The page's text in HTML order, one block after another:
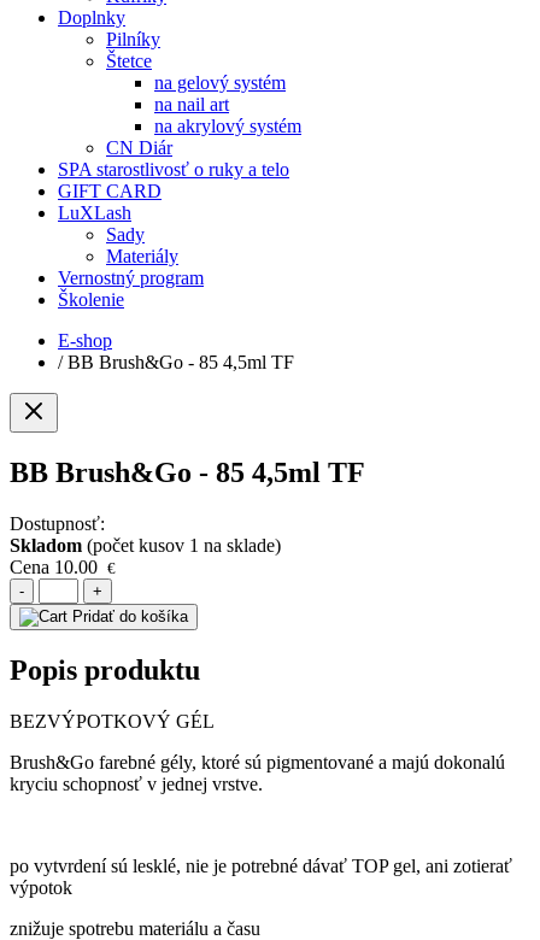
Doplnky
Pilníky
Štetce
na gelový systém
na nail art
na akrylový systém
CN Diár
SPA starostlivosť o ruky a telo
GIFT CARD
LuXLash
Sady
Materiály
Vernostný program
Školenie
E-shop
/ BB Brush&Go - 85 4,5ml TF
BB Brush&Go - 85 4,5ml TF
Dostupnosť:
Skladom (počet kusov 1 na sklade)
Cena 10.00 €
-
+
Pridať do košíka
Popis produktu
BEZVÝPOTKOVÝ GÉL
Brush&Go farebné gély, ktoré sú pigmentované a majú dokonalú
kryciu schopnosť v jednej vrstve.
po vytvrdení sú lesklé, nie je potrebné dávať TOP gel, ani zotierať
výpotok
znižuje spotrebu materiálu a času